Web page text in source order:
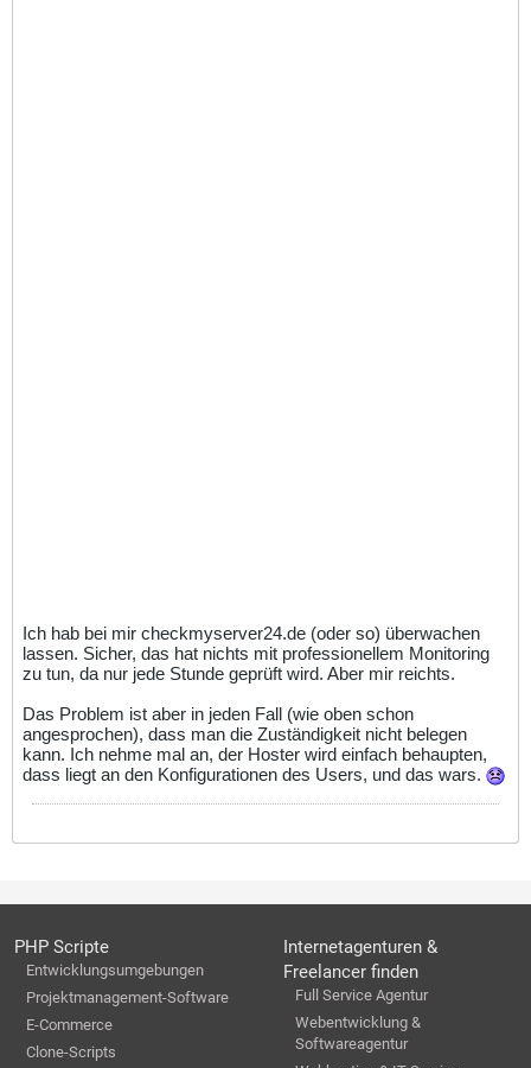
Ich hab bei mir checkmyserver24.de (oder so) überwachen
lassen. Sicher, das hat nichts mit professionellem Monitoring
zu tun, da nur jede Stunde geprüft wird. Aber mir reichts.
Das Problem ist aber in jeden Fall (wie oben schon
angesprochen), dass man die Zuständigkeit nicht belegen
kann. Ich nehme mal an, der Hoster wird einfach behaupten,
dass liegt an den Konfigurationen des Users, und das wars.
PHP Scripte
Entwicklungsumgebungen
Projektmanagement-Software
E-Commerce
Clone-Scripts
Internetagenturen &
Freelancer finden
Full Service Agentur
Webentwicklung &
Softwareagentur